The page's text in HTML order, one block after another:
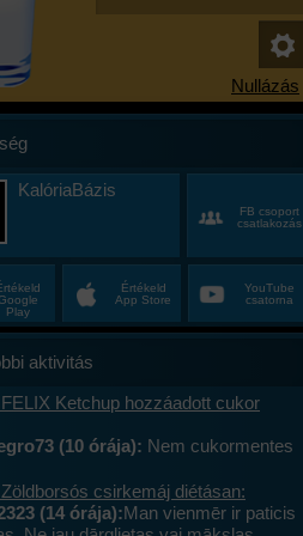
KalóriaBázis
FB csoport
csatlakozás
Play
Értékeld
App Store
YouTube
csatorna
aktivitás
Ketchup hozzáadott cukor
(10 órája): Nem cukormentes
csirkemáj diétásan:
(14 órája):Man vienmēr ir paticis